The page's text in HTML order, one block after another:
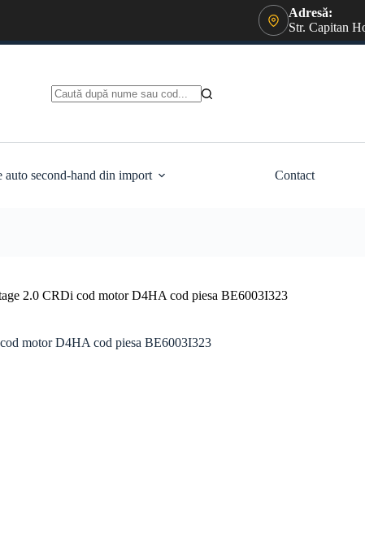
Adresă:
Str. Capitan
auto second-hand din import Contact
2.0 CRDi cod motor D4HA cod piesa BE6003I323